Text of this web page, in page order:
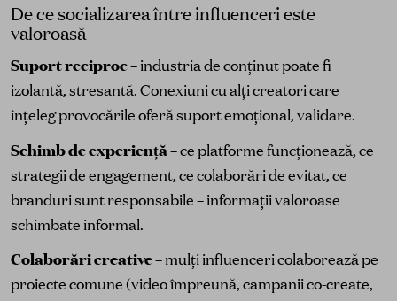
De ce socializarea între influenceri este
valoroasă
Suport reciproc– industria de conținut poate fi
izolantă, stresantă. Conexiuni cu alți creatori care
înțeleg provocările oferă suport emoțional, validare.
Schimb de experiență– ce platforme funcționează, ce
strategii de engagement, ce colaborări de evitat, ce
branduri sunt responsabile – informații valoroase
schimbate informal.
Colaborări creative– mulți influenceri colaborează pe
proiecte comune (video împreună, campanii co-create,